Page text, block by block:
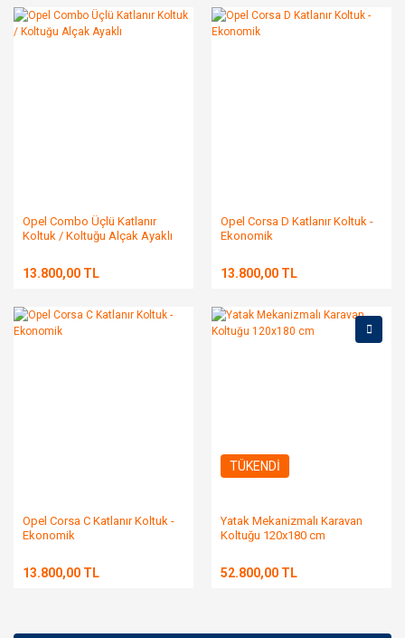
Opel Combo Üçlü Katlanır
Koltuk / Koltuğu Alçak Ayaklı
13.800,00 TL
Opel Corsa D Katlanır Koltuk -
Ekonomik
13.800,00 TL
Opel Corsa C Katlanır Koltuk -
Ekonomik
13.800,00 TL
TÜKENDİ
Yatak Mekanizmalı Karavan
Koltuğu 120x180 cm
52.800,00 TL